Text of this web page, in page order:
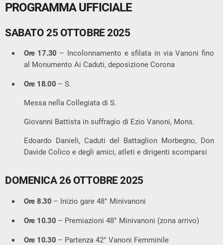
PROGRAMMA UFFICIALE
SABATO 25 OTTOBRE 2025
Ore 17.30 – Incolonnamento e sfilata in via Vanoni fino
al Monumento Ai Caduti, deposizione Corona
Ore 18.00 – S.
Messa nella Collegiata di S.
Giovanni Battista in suffragio di Ezio Vanoni, Mons.
Edoardo Danieli, Caduti del Battaglion Morbegno, Don
Davide Colico e degli amici, atleti e dirigenti scomparsi
DOMENICA 26 OTTOBRE 2025
Ore 8.30 – Inizio gare 48° Minivanoni
Ore 10.30 – Premiazioni 48° Minivanoni (zona arrivo)
Ore 10.30 – Partenza 42° Vanoni Femminile